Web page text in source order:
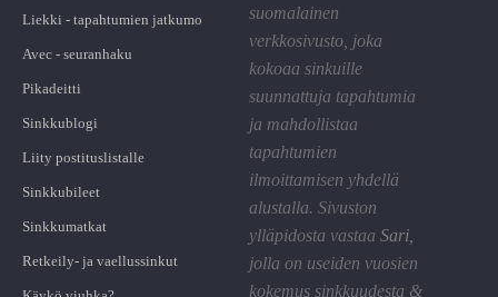
Liekki - tapahtumien jatkumo
Avec - seuranhaku
Pikadeitti
Sinkkublogi
Liity postituslistalle
Sinkkubileet
Sinkkumatkat
Retkeily- ja vaellussinkut
suomalainen
verkkosivusto, joka
kokoaa sinkuille
suunnattuja tapahtumia
ja mahdollistaa
tapahtumien
ilmoittamisen yhdellä
alustalla. Sivuston
ylläpidosta vastaa Sari
jolla on useiden vuosien
kokemus sinkkuudesta &